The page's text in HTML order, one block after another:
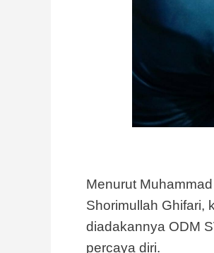
Menurut Muhammad
Shorimullah Ghifari,
diadakannya ODM
percaya diri.